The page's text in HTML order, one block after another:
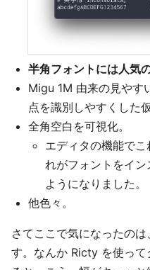
半角フォントには人気
Migu 1M 由来の見やす
点を識別しやすくした
全角空白を可視化。
エディタの機能で
れがフォントをイ
ようになりました。
他色々。
さてここで気になったのは
す。なんか Ricty を使っ